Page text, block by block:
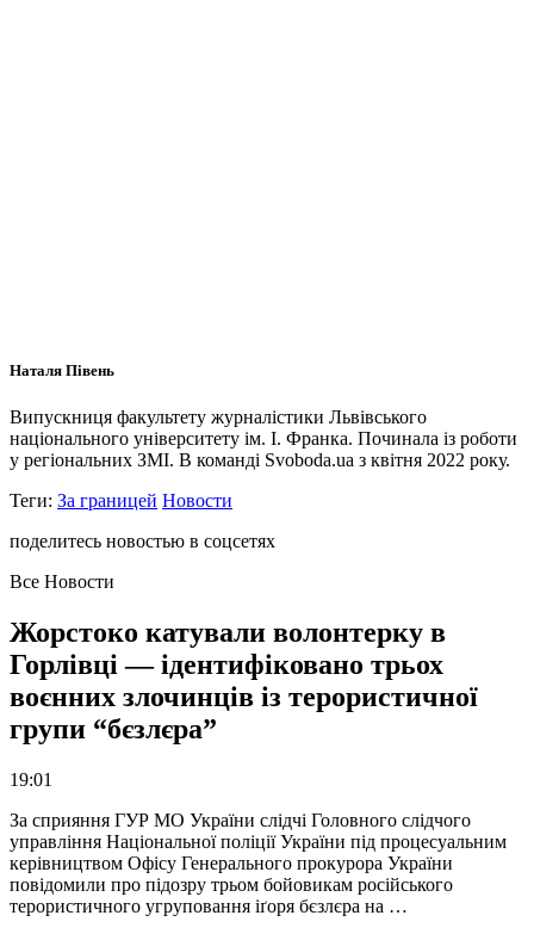
Наталя Півень
Випускниця факультету журналістики Львівського
національного університету ім. І. Франка. Починала із роботи
у регіональних ЗМІ. В команді Svoboda.ua з квітня 2022 року.
Теги: За границей Новости
поделитесь новостью в соцсетях
Все Новости
Жорстоко катували волонтерку в
Горлівці — ідентифіковано трьох
воєнних злочинців із терористичної
групи “бєзлєра”
19:01
За сприяння ГУР МО України слідчі Головного слідчого
управління Національної поліції України під процесуальним
керівництвом Офісу Генерального прокурора України
повідомили про підозру трьом бойовикам російського
терористичного угруповання іґоря бєзлєра на …